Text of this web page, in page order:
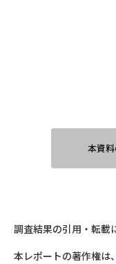
本資
調査結果の引用・転載
本レポートの著作権は